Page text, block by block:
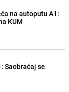
na autoputu A1:
KUM
Saobraćaj se